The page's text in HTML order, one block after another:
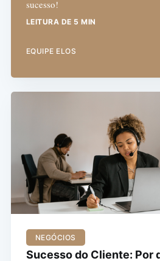
sucesso!
LEITURA DE 5 MIN
EQUIPE ELOS
NEGÓCIOS
Sucesso do Cliente: Por